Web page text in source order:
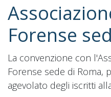
Forense
La convenzione con
Forense sede di Roma,
agevolato degli iscritti